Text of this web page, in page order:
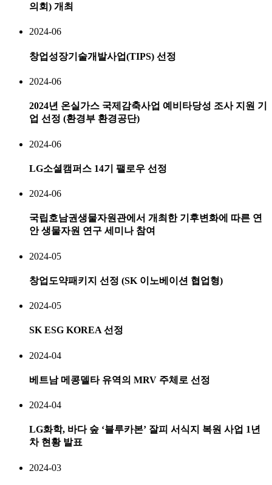
의회) 개최
2024-06
창업성장기술개발사업(TIPS) 선정
2024-06
2024년 온실가스 국제감축사업 예비타당성 조사 지원 기
업 선정 (환경부 환경공단)
2024-06
LG소셜캠퍼스 14기 팰로우 선정
2024-06
국립호남권생물자원관에서 개최한 기후변화에 따른 연
안 생물자원 연구 세미나 참여
2024-05
창업도약패키지 선정 (SK 이노베이션 협업형)
2024-05
SK ESG KOREA 선정
2024-04
베트남 메콩델타 유역의 MRV 주체로 선정
2024-04
LG화학, 바다 숲 ‘블루카본’ 잘피 서식지 복원 사업 1년
차 현황 발표
2024-03